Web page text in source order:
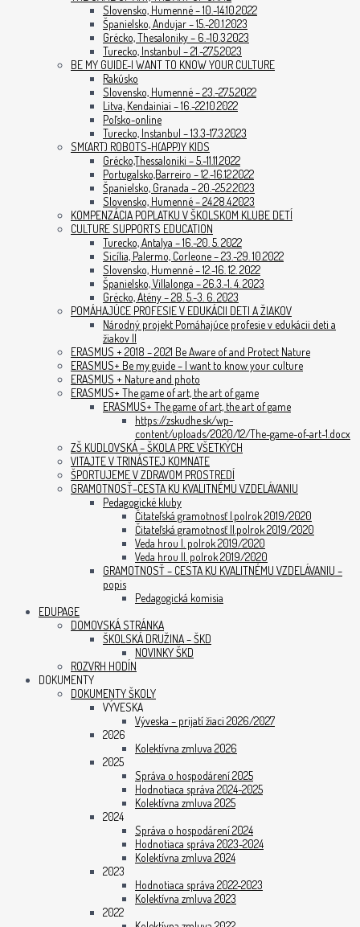
Slovensko, Humenné – 10.-14.10.2022
Španielsko, Andujar – 15.-20.1.2023
Grécko, Thesaloniky – 6.-10.3.2023
Turecko, Instanbul – 21.-27.5.2023
BE MY GUIDE-I WANT TO KNOW YOUR CULTURE
Rakúsko
Slovensko, Humenné – 23.-27.5.2022
Litva, Kendainiai – 16.-22.10.2022
Poľsko-online
Turecko, Instanbul – 13.3-17.3.2023
SM(ART) ROBOTS-H(APP)Y KIDS
Grécko,Thessaloniki – 5.-11.11.2022
Portugalsko,Barreiro – 12.-16.12.2022
Španielsko, Granada – 20.-25.2.2023
Slovensko, Humenné – 24.28.4.2023
KOMPENZÁCIA POPLATKU V ŠKOLSKOM KLUBE DETÍ
CULTURE SUPPORTS EDUCATION
Turecko, Antalya – 16.-20. 5. 2022
Sicília, Palermo, Corleone – 23.-29. 10.2022
Slovensko, Humenné – 12.-16. 12. 2022
Španielsko, Villalonga – 26.3.-1. 4. 2023
Grécko, Atény – 28. 5.-3. 6. 2023
POMÁHAJÚCE PROFESIE V EDUKÁCII DETI A ŽIAKOV
Národný projekt Pomáhajúce profesie v edukácii deti a
žiakov II
ERASMUS + 2018 – 2021 Be Aware of and Protect Nature
ERASMUS+ Be my guide – I want to know your culture
ERASMUS + Nature and photo
ERASMUS+ The game of art, the art of game
ERASMUS+ The game of art, the art of game
https://zskudhe.sk/wp-
content/uploads/2020/12/The-game-of-art-1.docx
ZŠ KUDLOVSKÁ – ŠKOLA PRE VŠETKÝCH
VITAJTE V TRINÁSTEJ KOMNATE
ŠPORTUJEME V ZDRAVOM PROSTREDÍ
GRAMOTNOSŤ–CESTA KU KVALITNÉMU VZDELÁVANIU
Pedagogické kluby
Čitateľská gramotnosť I.polrok 2019/2020
Čitateľská gramotnosť II.polrok 2019/2020
Veda hrou I. polrok 2019/2020
Veda hrou II. polrok 2019/2020
GRAMOTNOSŤ – CESTA KU KVALITNÉMU VZDELÁVANIU –
popis
Pedagogická komisia
EDUPAGE
DOMOVSKÁ STRÁNKA
ŠKOLSKÁ DRUŽINA – ŠKD
NOVINKY ŠKD
ROZVRH HODÍN
DOKUMENTY
DOKUMENTY ŠKOLY
VÝVESKA
Výveska – prijatí žiaci 2026/2027
2026
Kolektívna zmluva 2026
2025
Správa o hospodárení 2025
Hodnotiaca správa 2024-2025
Kolektívna zmluva 2025
2024
Správa o hospodárení 2024
Hodnotiaca správa 2023-2024
Kolektívna zmluva 2024
2023
Hodnotiaca správa 2022-2023
Kolektívna zmluva 2023
2022